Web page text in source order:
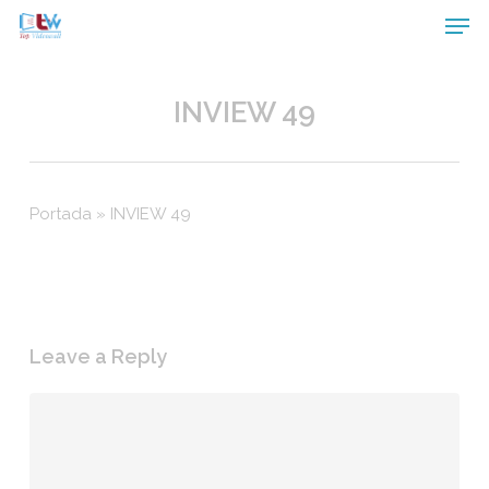
main
INVIEW 49
Portada » INVIEW 49
Leave a Reply